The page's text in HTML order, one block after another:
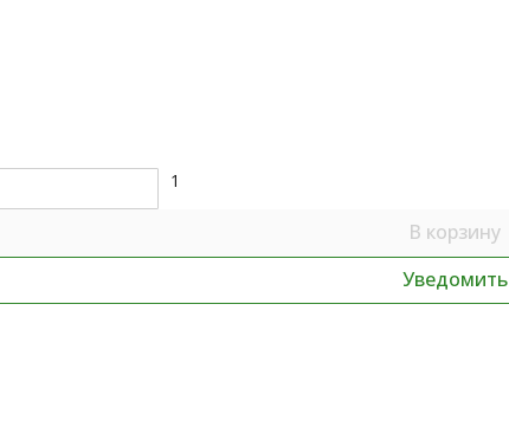
1
В корзину
Уведомить